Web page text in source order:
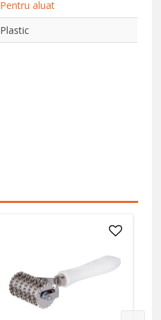
Pentru aluat
Plastic